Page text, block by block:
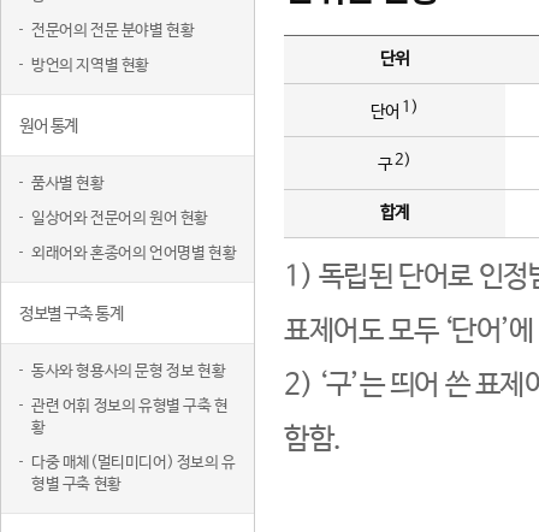
전문어의 전문 분야별 현황
방언의 지역별 현황
원어 통계
품사별 현황
일상어와 전문어의 원어 현황
외래어와 혼종어의 언어명별 현황
정보별 구축 통계
동사와 형용사의 문형 정보 현황
관련 어휘 정보의 유형별 구축 현
황
다중 매체(멀티미디어) 정보의 유
형별 구축 현황
단위
단어 1)
구2)
합계
1) 독립된 단어로 인정
표제어도 모두 ‘단어’
2) ‘구’는 띄어 쓴 표
함함.